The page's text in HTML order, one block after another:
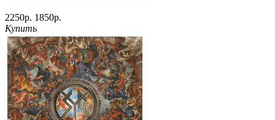
2250р. 1850р.
Купить